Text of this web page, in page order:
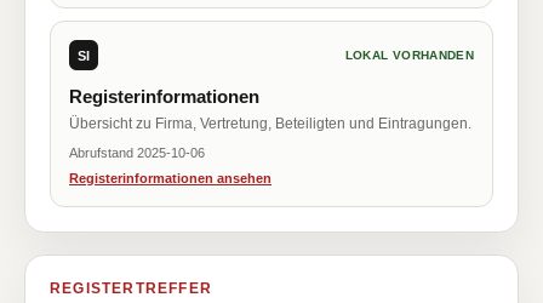
SI LOKAL VORHANDEN
Registerinformationen
Übersicht zu Firma, Vertretung, Beteiligten und Eintragungen.
Abrufstand 2025-10-06
Registerinformationen ansehen
REGISTERTREFFER